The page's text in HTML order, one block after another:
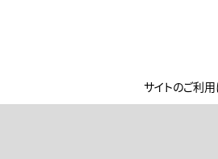
サイトのご利